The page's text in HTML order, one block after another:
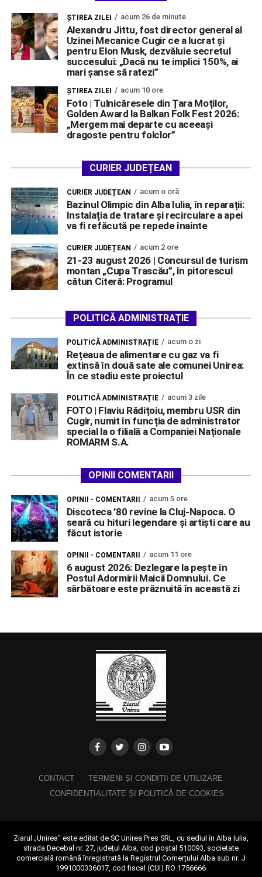
ŞTIREA ZILEI acum 26 de minute
Alexandru Jittu, fost director general al
Uzinei Mecanice Cugir ce a lucrat și
pentru Elon Musk, dezvăluie secretul
succesului: „Dacă nu te implici 150%, ai
mari șanse să ratezi”
ŞTIREA ZILEI acum 10 ore
Foto | Tulnicăresele din Țara Moților,
Golden Award la Balkan Folk Fest 2026:
„Mergem mai departe cu aceeași
dragoste pentru folclor”
CURIER JUDEȚEAN
CURIER JUDEȚEAN acum o oră
Bazinul Olimpic din Alba Iulia, în reparații:
Instalația de tratare și recirculare a apei
va fi refăcută pe repede înainte
CURIER JUDEȚEAN acum 2 ore
21-23 august 2026 | Concursul de turism
montan „Cupa Trascău”, în pitorescul
cătun Citeră: Programul
POLITICĂ ADMINISTRAȚIE
POLITICĂ ADMINISTRAȚIE acum o zi
Rețeaua de alimentare cu gaz va fi
extinsă în două sate ale comunei Unirea:
În ce stadiu este proiectul
POLITICĂ ADMINISTRAȚIE acum 3 zile
FOTO | Flaviu Rădițoiu, membru USR din
Cugir, numit în funcția de administrator
special la o filială a Companiei Naționale
ROMARM S.A.
OPINII COMENTARII
OPINII - COMENTARII acum 5 ore
Discoteca ’80 revine la Cluj-Napoca. O
seară cu hituri legendare și artiști care au
făcut istorie
OPINII - COMENTARII acum 11 ore
6 august 2026: Dezlegare la pește în
Postul Adormirii Maicii Domnului. Ce
sărbătoare este prăznuită în această zi
CONTACT
TERMENI ȘI CONDIȚII DE UTILIZARE
CONFIDENȚIALITATE ȘI POLITICĂ DE COOKIES
Ziarul „Unirea” este editat de SC Unirea Pres SRL, cu sediul în Alba Iulia,
strada Decebal nr. 27, județul Alba, cod poștal 510093, societate
comercială română înregistrată la Registrul Comerțului Alba sub nr. J
1991000336017, cod fiscal (CUI) RO 1756666